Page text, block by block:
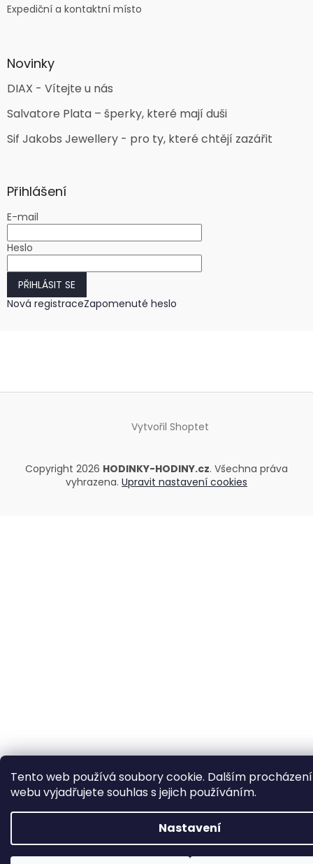
Tento web používá soubory cookie. Dalším
webu vyjadřujete souhlas s jejich používáním.
Nastavení
Expediční a kontaktní místo
Novinky
DIAX - Vítejte u nás
Salvatore Plata – šperky, které mají duši
Sif Jakobs Jewellery - pro ty, které chtějí zazářit
Přihlášení
E-mail
Heslo
PŘIHLÁSIT SE
Nová registraceZapomenuté heslo
Vytvořil Shoptet
Copyright 2026 HODINKY-HODINY.cz. Všechna práva
vyhrazena. Upravit nastavení cookies